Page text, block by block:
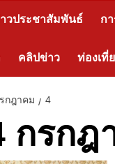
วประชาสัมพันธ์ ก
คลิปข่าว ท่องเที่
กฎาคม 4
กรกฎ